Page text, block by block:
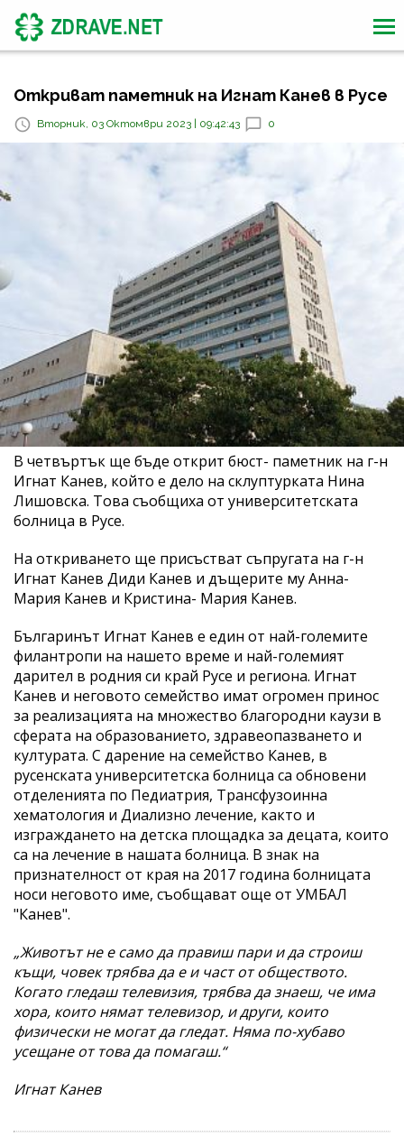
Откриват паметник на Игнат Канев в Русе
Вторник, 03 Октомври 2023 | 09:42:43 0
В четвъртък ще бъде открит бюст- паметник на г-н
Игнат Канев, който е дело на склуптурката Нина
Лишовска. Това съобщиха от университетската
болница в Русе.
На откриването ще присъстват съпругата на г-н
Игнат Канев Диди Канев и дъщерите му Анна-
Мария Канев и Кристина- Мария Канев.
Българинът Игнат Канев е един от най-големите
филантропи на нашето време и най-големият
дарител в родния си край Русе и региона. Игнат
Канев и неговото семейство имат огромен принос
за реализацията на множество благородни каузи в
сферата на образованието, здравеопазването и
културата. С дарение на семейство Канев, в
русенската университетска болница са обновени
отделенията по Педиатрия, Трансфузоинна
хематология и Диализно лечение, както и
изграждането на детска площадка за децата, които
са на лечение в нашата болница. В знак на
признателност от края на 2017 година болницата
носи неговото име, съобщават още от УМБАЛ
"Канев".
„Животът не е само да правиш пари и да строиш
къщи, човек трябва да е и част от обществото.
Когато гледаш телевизия, трябва да знаеш, че има
хора, които нямат телевизор, и други, които
физически не могат да гледат. Няма по-хубаво
усещане от това да помагаш.“
Игнат Канев